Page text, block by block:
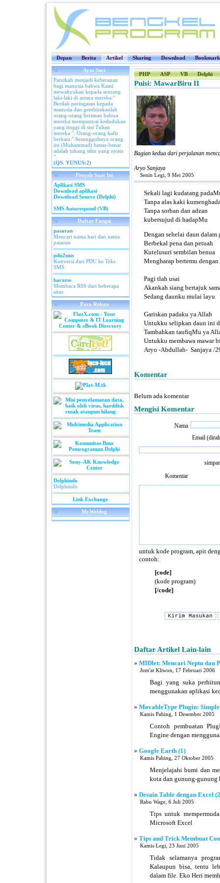
Depan Berita Artikel Sharing Download Bookmark
Ayat Suci
Patutkah menjadi keheranan
bagi manusia bahwa Kami
mewahyukan kepada seorang
laki-laki di antara mereka:"
Berilah peringatan kepada
manusia dan gembirakanlah
orang-orang beriman bahwa
mereka mempunyai kedudukan
yang tinggi di sisi Tuhan
mereka ". Orang-orang kafir
berkata:" Sesungguhnya orang
ini (Muhammad) benar-benar
adalah tukang sihir yang nyata
".
(QS. YUNUS:2)
Proyek Saat Ini
Aplikasi SMS
Download aplikasi
Download Source (Delphi)
SMS Autorespond (VB)
Daftar Fungsi
pasaran
Mencari nama hari dan nama
pasaran
pdu2sms
Konversi dari PDU ke Teks
SMS
bacarss
Membaca RSS dari beberapa
situs
Para Rekan
Delphindo
Delphindo
Link Exchange
MyWeblog
PHP ASP VB Delphi
Puisi: MawarBiru II
Bagian kedua dari perjalanan
Aryo Sanjaya
Senin Legi, 9 Mei 2005
Sekali lagi kudatang
Tanpa alas kaki
Tanpa sorban dan adzan
kubersujud di hadapMu
Dengan sehelai daun dalam
Berbekal pena dan petuah
Kutelusuri sembilan benua
Mengharap bertemu
Pagi tlah usai
Akankah siang bertajuk
Sedang daunku mulai layu
Gariskan padaku ya Allah
Untukku selipkan daun ini
Tambahkan taufiqMu ya
Untukku membawa mawar
Aryo -Abdullah- Sanjaya /
Komentar
Belum ada komentar
Mengisi Komentar
Nama
Email
Komentar
untuk kode program, apit
contoh:
[code]
(kode program)
[/code]
Daftar Artikel Lain-lain
» MIDlet: Mencari Neptu dan
Jum'at Kliwon, 17 Februari 2006
Bagi yang suka
menggunakan aplikasi
» MovableType Plugin:
Kamis Pahing, 1 Desember 2005
Contoh pembuatan
Engine dengan
» Google Earth (1)
Kamis Pahing, 27 Oktober 2005
Menjelajahi bumi dan
kota dan gunung-gunung
» Desain Table dengan Excel
Rabu Wage, 6 Juli 2005
Tips untuk
Microsoft Excel
» Tips and Trick Membuat
Kamis Legi, 23 Juni 2005
Tidak selamanya
Kalaupun bisa, tentu
dalam file. Eko Heri